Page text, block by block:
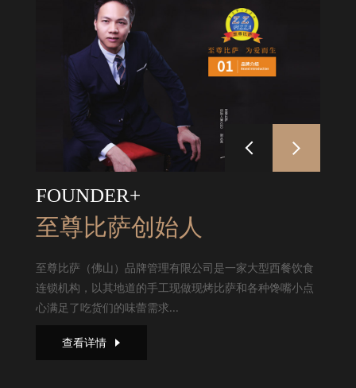
FOUNDER+
至尊比萨创始人
至尊比萨（佛山）品牌管理有限公司是一家大型西餐饮食
连锁机构，以其地道的手工现做现烤比萨和各种馋嘴小点
心满足了吃货们的味蕾需求...
查看详情